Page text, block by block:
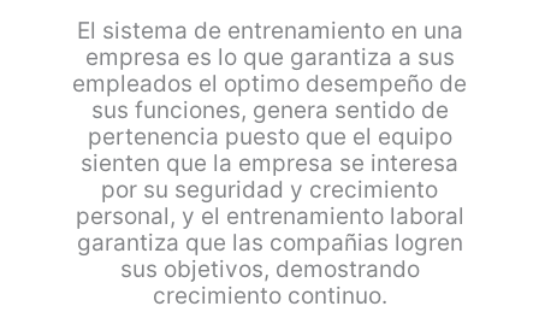
El sistema de entrenamiento en una
empresa es lo que garantiza a sus
empleados el optimo desempeño de
sus funciones, genera sentido de
pertenencia puesto que el equipo
sienten que la empresa se interesa
por su seguridad y crecimiento
personal, y el entrenamiento laboral
garantiza que las compañias logren
sus objetivos, demostrando
crecimiento continuo.